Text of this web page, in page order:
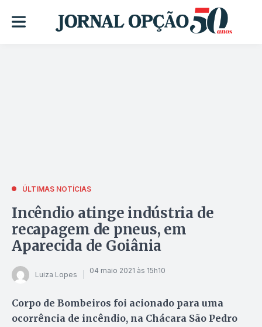
ÚLTIMAS NOTÍCIAS
Incêndio atinge indústria de
recapagem de pneus, em
Aparecida de Goiânia
Luiza Lopes 04 maio 2021 às 15h10
Corpo de Bombeiros foi acionado para uma
ocorrência de incêndio, na Chácara São Pedro